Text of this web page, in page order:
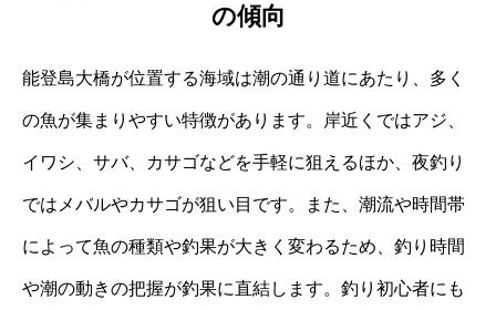
の傾向
能登島大橋が位置する海域は潮の通り道にあたり、多く
の魚が集まりやすい特徴があります。岸近くではアジ、
イワシ、サバ、カサゴなどを手軽に狙えるほか、夜釣り
ではメバルやカサゴが狙い目です。また、潮流や時間帯
によって魚の種類や釣果が大きく変わるため、釣り時間
や潮の動きの把握が釣果に直結します。釣り初心者にも